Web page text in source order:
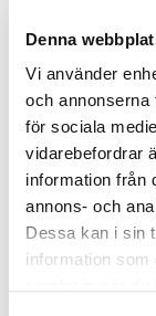
Denna
Vi använder
och annonserna
för sociala
vidarebefordrar
information från
annons- och
Dessa kan i sin
information som
MAKSU 20